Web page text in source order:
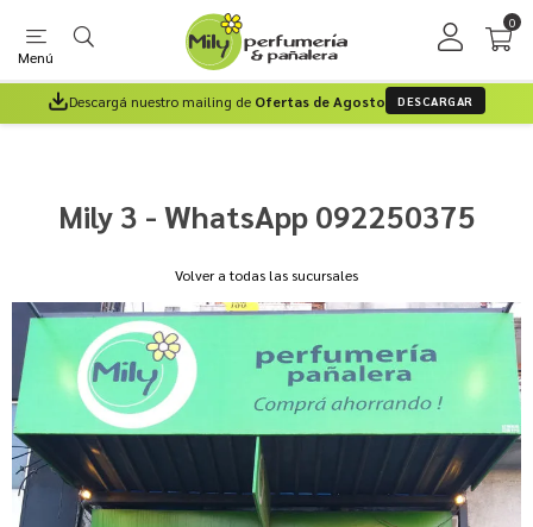
Menú
0
Descargá nuestro mailing de Ofertas de Agosto DESCARGAR
Mily 3 - WhatsApp 092250375
Volver a todas las sucursales